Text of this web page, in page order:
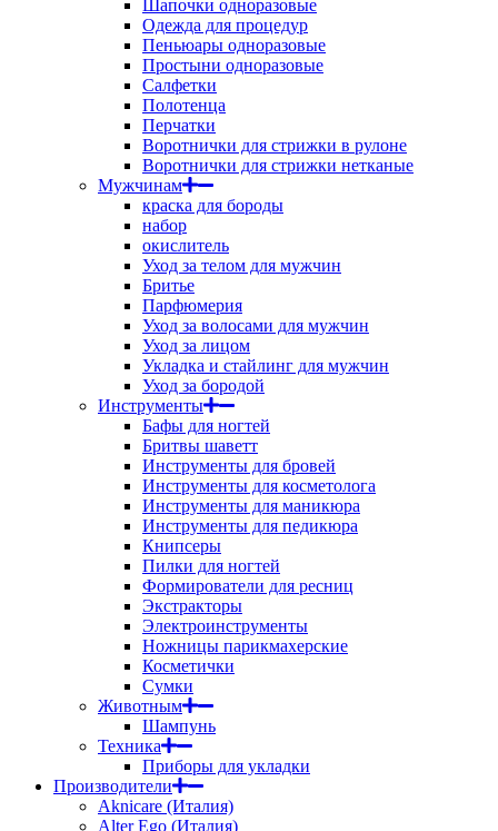
Шапочки одноразовые
Одежда для процедур
Пеньюары одноразовые
Простыни одноразовые
Салфетки
Полотенца
Перчатки
Воротнички для стрижки в рулоне
Воротнички для стрижки нетканые
Мужчинам
краска для бороды
набор
окислитель
Уход за телом для мужчин
Бритье
Парфюмерия
Уход за волосами для мужчин
Уход за лицом
Укладка и стайлинг для мужчин
Уход за бородой
Инструменты
Бафы для ногтей
Бритвы шаветт
Инструменты для бровей
Инструменты для косметолога
Инструменты для маникюра
Инструменты для педикюра
Книпсеры
Пилки для ногтей
Формирователи для ресниц
Экстракторы
Электроинструменты
Ножницы парикмахерские
Косметички
Сумки
Животным
Шампунь
Техника
Приборы для укладки
Производители
Aknicare (Италия)
Alter Ego (Италия)